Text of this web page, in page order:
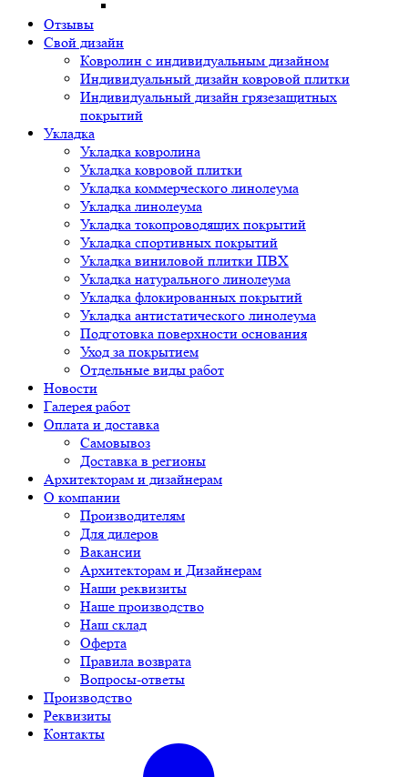
Отзывы
Свой дизайн
Ковролин с индивидуальным дизайном
Индивидуальный дизайн ковровой плитки
Индивидуальный дизайн грязезащитных
покрытий
Укладка
Укладка ковролина
Укладка ковровой плитки
Укладка коммерческого линолеума
Укладка линолеума
Укладка токопроводящих покрытий
Укладка спортивных покрытий
Укладка виниловой плитки ПВХ
Укладка натурального линолеума
Укладка флокированных покрытий
Укладка антистатического линолеума
Подготовка поверхности основания
Уход за покрытием
Отдельные виды работ
Новости
Галерея работ
Оплата и доставка
Самовывоз
Доставка в регионы
Архитекторам и дизайнерам
О компании
Производителям
Для дилеров
Вакансии
Архитекторам и Дизайнерам
Наши реквизиты
Наше производство
Наш склад
Оферта
Правила возврата
Вопросы-ответы
Производство
Реквизиты
Контакты